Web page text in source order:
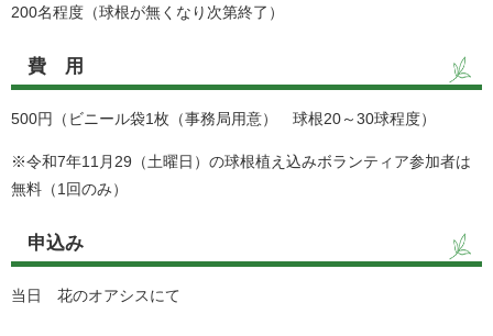
200名程度（球根が無くなり次第終了）
費 用
500円（ビニール袋1枚（事務局用意） 球根20～30球程度）
※令和7年11月29（土曜日）の球根植え込みボランティア参加者は
無料（1回のみ）
申込み
当日 花のオアシスにて